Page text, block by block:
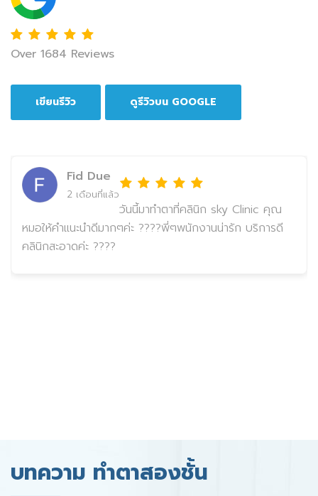
Over 1684 Reviews
เขียนรีวิว ดูรีวิวบน GOOGLE
Fid Due
2 เดือนที่แล้ว
วันนี้มาทำตาที่คลินิก sky Clinic คุณ
หมอให้คำแนะนำดีมากๆค่ะ ????พี่ๆพนักงานน่ารัก บริการดี
คลินิกสะอาดค่ะ ????
บทความ ทำตาสองชั้น